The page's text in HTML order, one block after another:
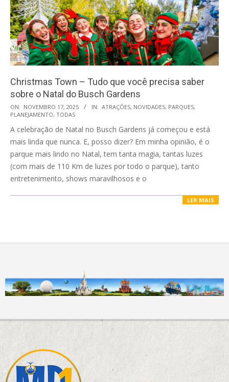
Christmas Town – Tudo que você precisa saber
sobre o Natal do Busch Gardens
2025-
11-
17
ON: NOVEMBRO 17, 2025 IN: ATRAÇÕES, NOVIDADES, PARQUES,
PLANEJAMENTO, TODAS
A celebração de Natal no Busch Gardens já começou e está
mais linda que nunca. E, posso dizer? Em minha opinião, é o
parque mais lindo no Natal, tem tanta magia, tantas luzes
(com mais de 110 Km de luzes por todo o parque), tanto
entretenimento, shows maravilhosos e o
LER MAIS